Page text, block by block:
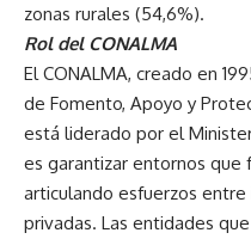
zonas rurales (54,6%).
Rol del CONALMA
El CONALMA, creado en
de Fomento, Apoyo y
está liderado por el
es garantizar entornos que
articulando esfuerzos
privadas. Las entidades